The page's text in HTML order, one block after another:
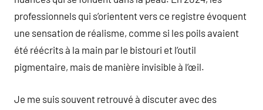
professionnels qui s’orientent vers ce registre évoquent
une sensation de réalisme, comme si les poils avaient
été réécrits à la main par le bistouri et l’outil
pigmentaire, mais de manière invisible à l’œil.
Je me suis souvent retrouvé à discuter avec des